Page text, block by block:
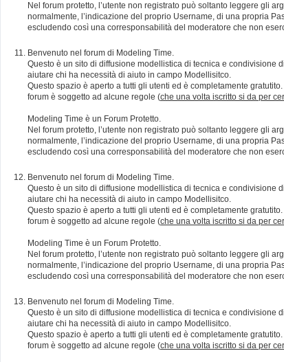
Nel forum protetto, l’utente non registrato può soltanto leggere gli
normalmente, l’indicazione del proprio Username, di una propria
escludendo così una corresponsabilità del moderatore che non
Benvenuto nel forum di Modeling Time.
Questo è un sito di diffusione modellistica di tecnica e condivisione
aiutare chi ha necessità di aiuto in campo Modellisitco.
Questo spazio è aperto a tutti gli utenti ed è completamente
forum è soggetto ad alcune regole (che una volta iscritto si da per
Modeling Time è un Forum Protetto.
Nel forum protetto, l’utente non registrato può soltanto leggere gli
normalmente, l’indicazione del proprio Username, di una propria
escludendo così una corresponsabilità del moderatore che non
Benvenuto nel forum di Modeling Time.
Questo è un sito di diffusione modellistica di tecnica e condivisione
aiutare chi ha necessità di aiuto in campo Modellisitco.
Questo spazio è aperto a tutti gli utenti ed è completamente
forum è soggetto ad alcune regole (che una volta iscritto si da per
Modeling Time è un Forum Protetto.
Nel forum protetto, l’utente non registrato può soltanto leggere gli
normalmente, l’indicazione del proprio Username, di una propria
escludendo così una corresponsabilità del moderatore che non
Benvenuto nel forum di Modeling Time.
Questo è un sito di diffusione modellistica di tecnica e condivisione
aiutare chi ha necessità di aiuto in campo Modellisitco.
Questo spazio è aperto a tutti gli utenti ed è completamente
forum è soggetto ad alcune regole (che una volta iscritto si da per